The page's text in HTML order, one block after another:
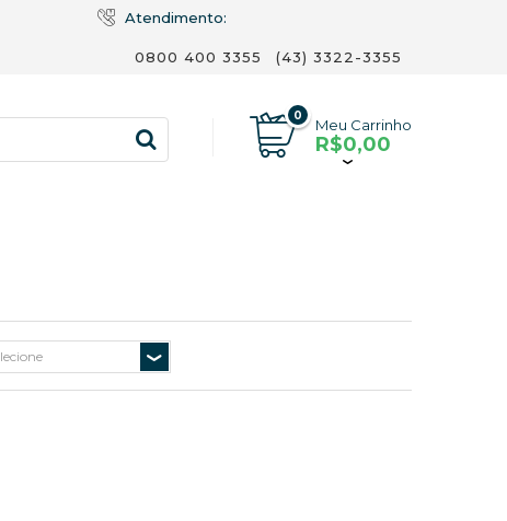
Atendimento:
0800 400 3355 (43) 3322-3355
0
Meu Carrinho
R$0,00